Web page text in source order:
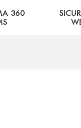
360